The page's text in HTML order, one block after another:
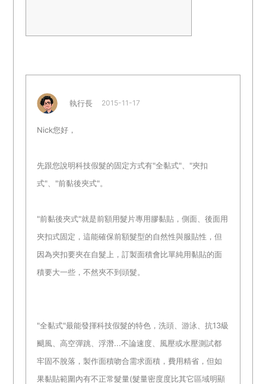
執行長 2015-11-17
Nick您好，
先跟您說明科技假髮的固定方式有"全黏式"、"夾扣
式"、"前黏後夾式"。
"前黏後夾式"就是前額用髮片專用膠黏貼，側面、後面用
夾扣式固定，這能確保前額髮型的自然性與服貼性，但
因為夾扣要夾在自髮上，訂製面積會比單純用黏貼的面
積要大一些，不然夾不到頭髮。
"全黏式"最能發揮科技假髮的特色，洗頭、游泳、抗13級
颶風、高空彈跳、浮潛...不論速度、風壓或水壓測試都
牢固不脫落，製作面積吻合需求面積，費用精省，但如
果黏貼範圍內有不正常髮量(髮量密度度比其它區域明顯